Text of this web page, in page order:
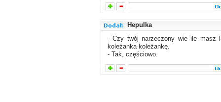
Hepulka
- Czy twój narzeczony wie ile masz
koleżanka koleżankę.
- Tak, częściowo.